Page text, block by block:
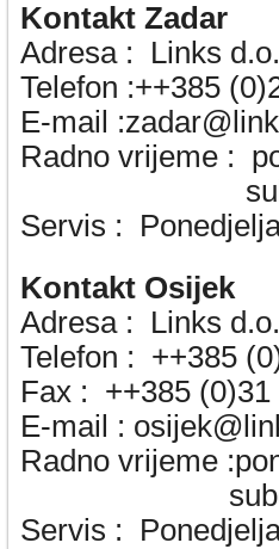
Kontakt Zadar
Adresa :
Links
Telefon :++385
E-mail
Radno vrijeme :
subota:
Servis :
Kontakt Osijek
Adresa :
Links
Telefon :
++385
Fax :
++385 (0)31
E-mail :
Radno vrijeme
subota:
Servis :